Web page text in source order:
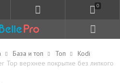
0
База и топ Топ
Kodi
Top верхнее покрытие без липкого